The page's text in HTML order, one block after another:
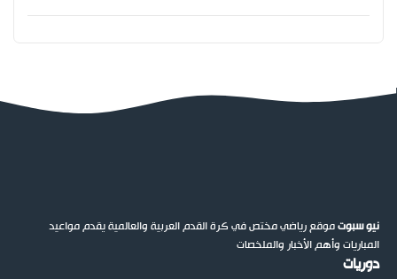
نيو سبوتموقع رياضي مختص في كرة القدم العربية والعالمية يقدم مواعيد
المباريات وأهم الأخبار والملخصات
دوريات